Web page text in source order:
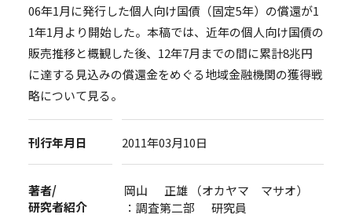
06年1月に発行した個人向け国債（固定5年）の償還が1
1年1月より開始した。本稿では、近年の個人向け国債の
販売推移と概観した後、12年7月までの間に累計8兆円
に達する見込みの償還金をめぐる地域金融機関の獲得戦
略について見る。
刊行年月日 2011年03月10日
著者/
研究者紹介
岡山 正雄 （オカヤマ マサオ）
：調査第二部 研究員